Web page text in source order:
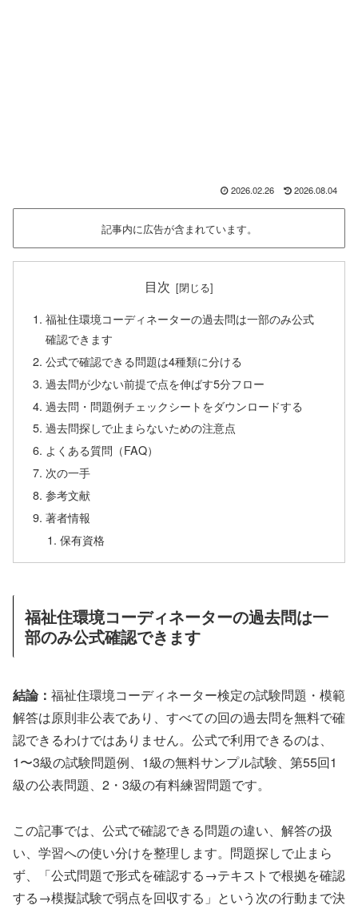
2026.02.26 2026.08.04
記事内に広告が含まれています。
目次
福祉住環境コーディネーターの過去問は一部のみ公式
確認できます
公式で確認できる問題は4種類に分ける
過去問が少ない前提で点を伸ばす5分フロー
過去問・問題例チェックシートをダウンロードする
過去問探しで止まらないための注意点
よくある質問（FAQ）
次の一手
参考文献
著者情報
保有資格
福祉住環境コーディネーターの過去問は一
部のみ公式確認できます
結論： 福祉住環境コーディネーター検定の試験問題・模範
解答は原則非公表であり、すべての回の過去問を無料で確
認できるわけではありません。公式で利用できるのは、
1〜3級の試験問題例、1級の無料サンプル試験、第55回1
級の公表問題、2・3級の有料練習問題です。
この記事では、公式で確認できる問題の違い、解答の扱
い、学習への使い分けを整理します。問題探しで止まら
ず、「公式問題で形式を確認する→テキストで根拠を確認
する→模擬試験で弱点を回収する」という次の行動まで決